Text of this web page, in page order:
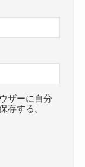
ザーに自分
存する。